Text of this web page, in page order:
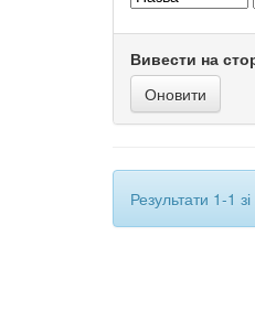
Вивести на
Результати 1-1